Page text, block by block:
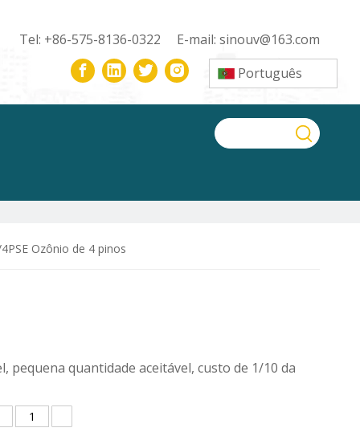
Tel: +86-575-8136-0322 E-mail: sinouv@163.com
Português
Ozônio de 4 pinos
pequena quantidade aceitável, custo de 1/10 da